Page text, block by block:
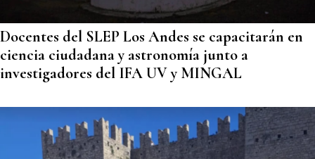
Docentes del SLEP Los Andes se capacitarán en
ciencia ciudadana y astronomía junto a
investigadores del IFA UV y MINGAL